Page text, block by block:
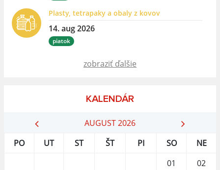
Plasty, tetrapaky a obaly z kovov
14. aug 2026
piatok
zobraziť ďalšie
KALENDÁR
AUGUST 2026
PO
UT ST ŠT PI SO
NE
01
02